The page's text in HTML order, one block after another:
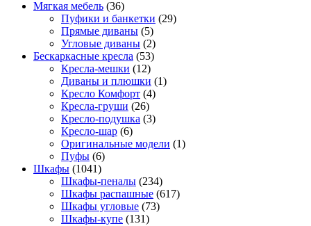
Мягкая мебель (36)
Пуфики и банкетки (29)
Прямые диваны (5)
Угловые диваны (2)
Бескаркасные кресла (53)
Кресла-мешки (12)
Диваны и плюшки (1)
Кресло Комфорт (4)
Кресла-груши (26)
Кресло-подушка (3)
Кресло-шар (6)
Оригинальные модели (1)
Пуфы (6)
Шкафы (1041)
Шкафы-пеналы (234)
Шкафы распашные (617)
Шкафы угловые (73)
Шкафы-купе (131)